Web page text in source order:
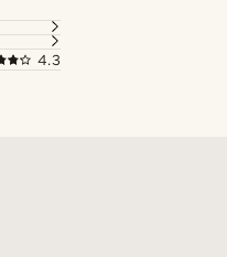
4.3